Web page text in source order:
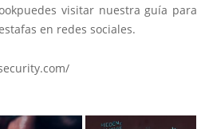
visitar nuestra guía para
en redes sociales.